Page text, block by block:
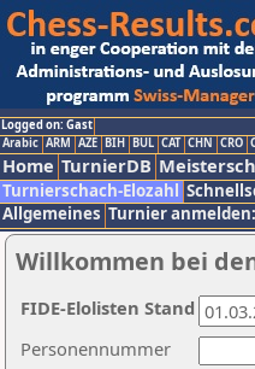
Logged on: Gast
Arabic ARM AZE BIH BUL CAT CHN CRO
Home TurnierDB
Turnierschach-Elozahl
Allgemeines Turnier
Willkommen bei
Personennummer
FIDE-Elolisten Stand